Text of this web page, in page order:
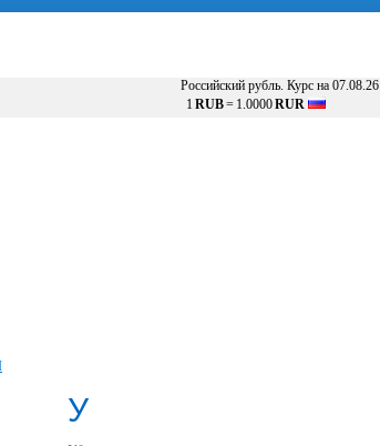
Российский рубль. Курс на 07.08.26
1 RUB= 1.0000RUR
У